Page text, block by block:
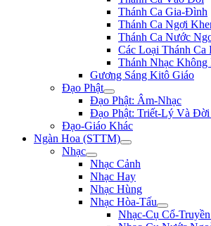
Thánh Ca Gia-Đình
Thánh Ca Ngợi
Thánh Ca Nước
Các Loại Thánh Ca
Thánh Nhạc Không
Gương Sáng Kitô Giáo
Đạo Phật
Đạo Phật: Âm-Nhạc
Đạo Phật: Triết-Lý Và Đời
Đạo-Giáo Khác
Ngàn Hoa (STTM)
Nhạc
Nhạc Cảnh
Nhạc Hay
Nhạc Hùng
Nhạc Hòa-Tấu
Nhạc-Cụ Cổ-